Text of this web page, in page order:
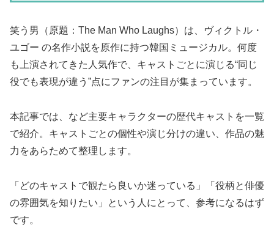
笑う男（原題：The Man Who Laughs）は、ヴィクトル・
ユゴー の名作小説を原作に持つ韓国ミュージカル。何度
も上演されてきた人気作で、キャストごとに演じる“同じ
役でも表現が違う”点にファンの注目が集まっています。
本記事では、など主要キャラクターの歴代キャストを一覧
で紹介。キャストごとの個性や演じ分けの違い、作品の魅
力をあらためて整理します。
「どのキャストで観たら良いか迷っている」「役柄と俳優
の雰囲気を知りたい」という人にとって、参考になるはず
です。